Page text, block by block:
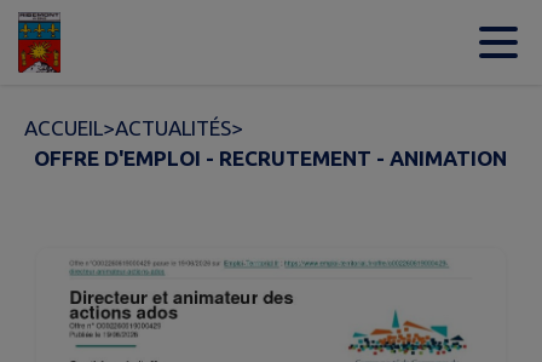
Contenu
ACCUEIL>ACTUALITÉS>
OFFRE D'EMPLOI - RECRUTEMENT - ANIMATION